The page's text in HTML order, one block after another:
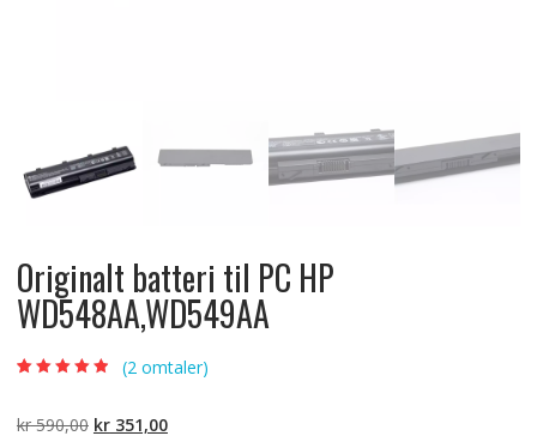
Originalt batteri til PC HP
WD548AA,WD549AA
på
kundevurdering
(2omtaler)
kr590,00 Opprinnelig
kr351,00Nåværende